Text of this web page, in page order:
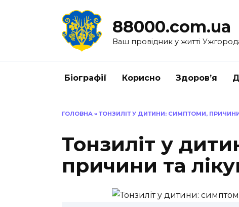
88000.com.ua
Ваш провідник у житті
Біографії Корисно Здоров’я
ГОЛОВНА » ТОНЗИЛІТ У ДИТИНИ: СИМПТОМИ,
Тонзиліт у
причини та